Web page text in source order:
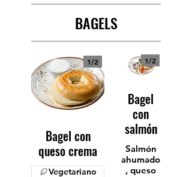
BAGELS
Bagel con
queso crema
Vegetariano
1/2
Bagel
con
salmón
Salmón
ahumado
, queso
1/2